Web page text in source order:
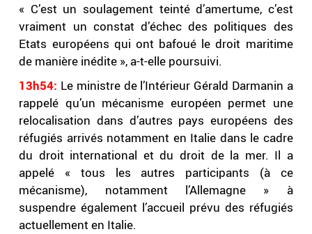
« C’est un soulagement teinté d’amertume, c’est
vraiment un constat d’échec des politiques des
Etats européens qui ont bafoué le droit maritime
de manière inédite », a-t-elle poursuivi.
13h54: Le ministre de l’Intérieur Gérald Darmanin a
rappelé qu’un mécanisme européen permet une
relocalisation dans d’autres pays européens des
réfugiés arrivés notamment en Italie dans le cadre
du droit international et du droit de la mer. Il a
appelé « tous les autres participants (à ce
mécanisme), notamment l’Allemagne » à
suspendre également l’accueil prévu des réfugiés
actuellement en Italie.